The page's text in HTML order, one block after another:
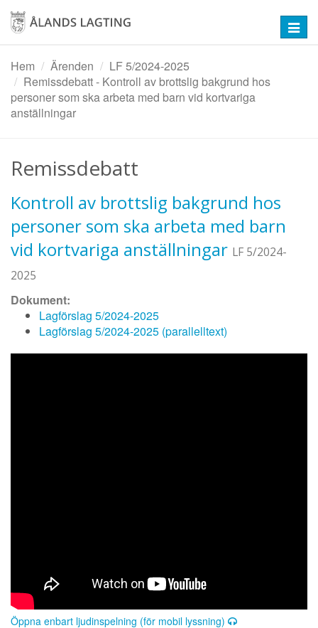
Hoppa
huvudinnehåll
Hem
Ärenden
LF 5/2024-2025
Remissdebatt - Kontroll av brottslig bakgrund hos
personer som ska arbeta med barn vid kortvariga
anställningar
Remissdebatt
Kontroll av brottslig bakgrund hos
personer som ska arbeta med barn
vid kortvariga anställningar LF 5/2024-
2025
Dokument:
Lagförslag 5/2024-2025
Lagförslag 5/2024-2025 (parallelltext)
Öppna enbart ljudinspelning (för mobil lyssning)